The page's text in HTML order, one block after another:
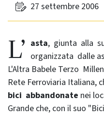
27 settembre 2006
L’ asta, giunta alla
organizzata dalle
L'Altra Babele Terzo
Rete Ferroviaria Italiana,
bici abbandonate nei
Grande che, con il suo